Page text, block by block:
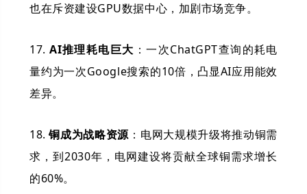
也在斥资建设GPU数据中心，加剧市场竞争。
17.AI推理耗电巨大 ：一次ChatGPT查询的耗电
量约为一次Google搜索的10倍，凸显AI应用能效
差异。
18.铜成为战略资源 ：电网大规模升级将推动铜需
求，到2030年，电网建设将贡献全球铜需求增长
的60%。